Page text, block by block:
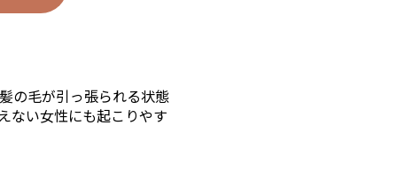
の毛が引っ張られる状態
ない女性にも起こりやす